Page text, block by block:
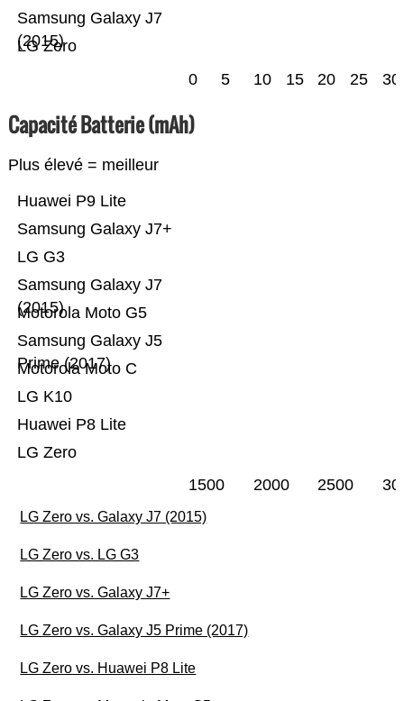
LG Zero
Samsung Galaxy J7
(2015)
0 5 10 15 20 25 30
Capacité Batterie (mAh)
Plus élevé = meilleur
LG Zero
Huawei P8 Lite
LG K10
Motorola Moto C
Samsung Galaxy J5
Prime (2017)
Motorola Moto G5
Samsung Galaxy J7
(2015)
LG G3
Samsung Galaxy J7+
Huawei P9 Lite
1500 2000 2500
LG Zero vs. Galaxy J7 (2015)
LG Zero vs. LG G3
LG Zero vs. Galaxy J7+
LG Zero vs. Galaxy J5 Prime (2017)
LG Zero vs. Huawei P8 Lite